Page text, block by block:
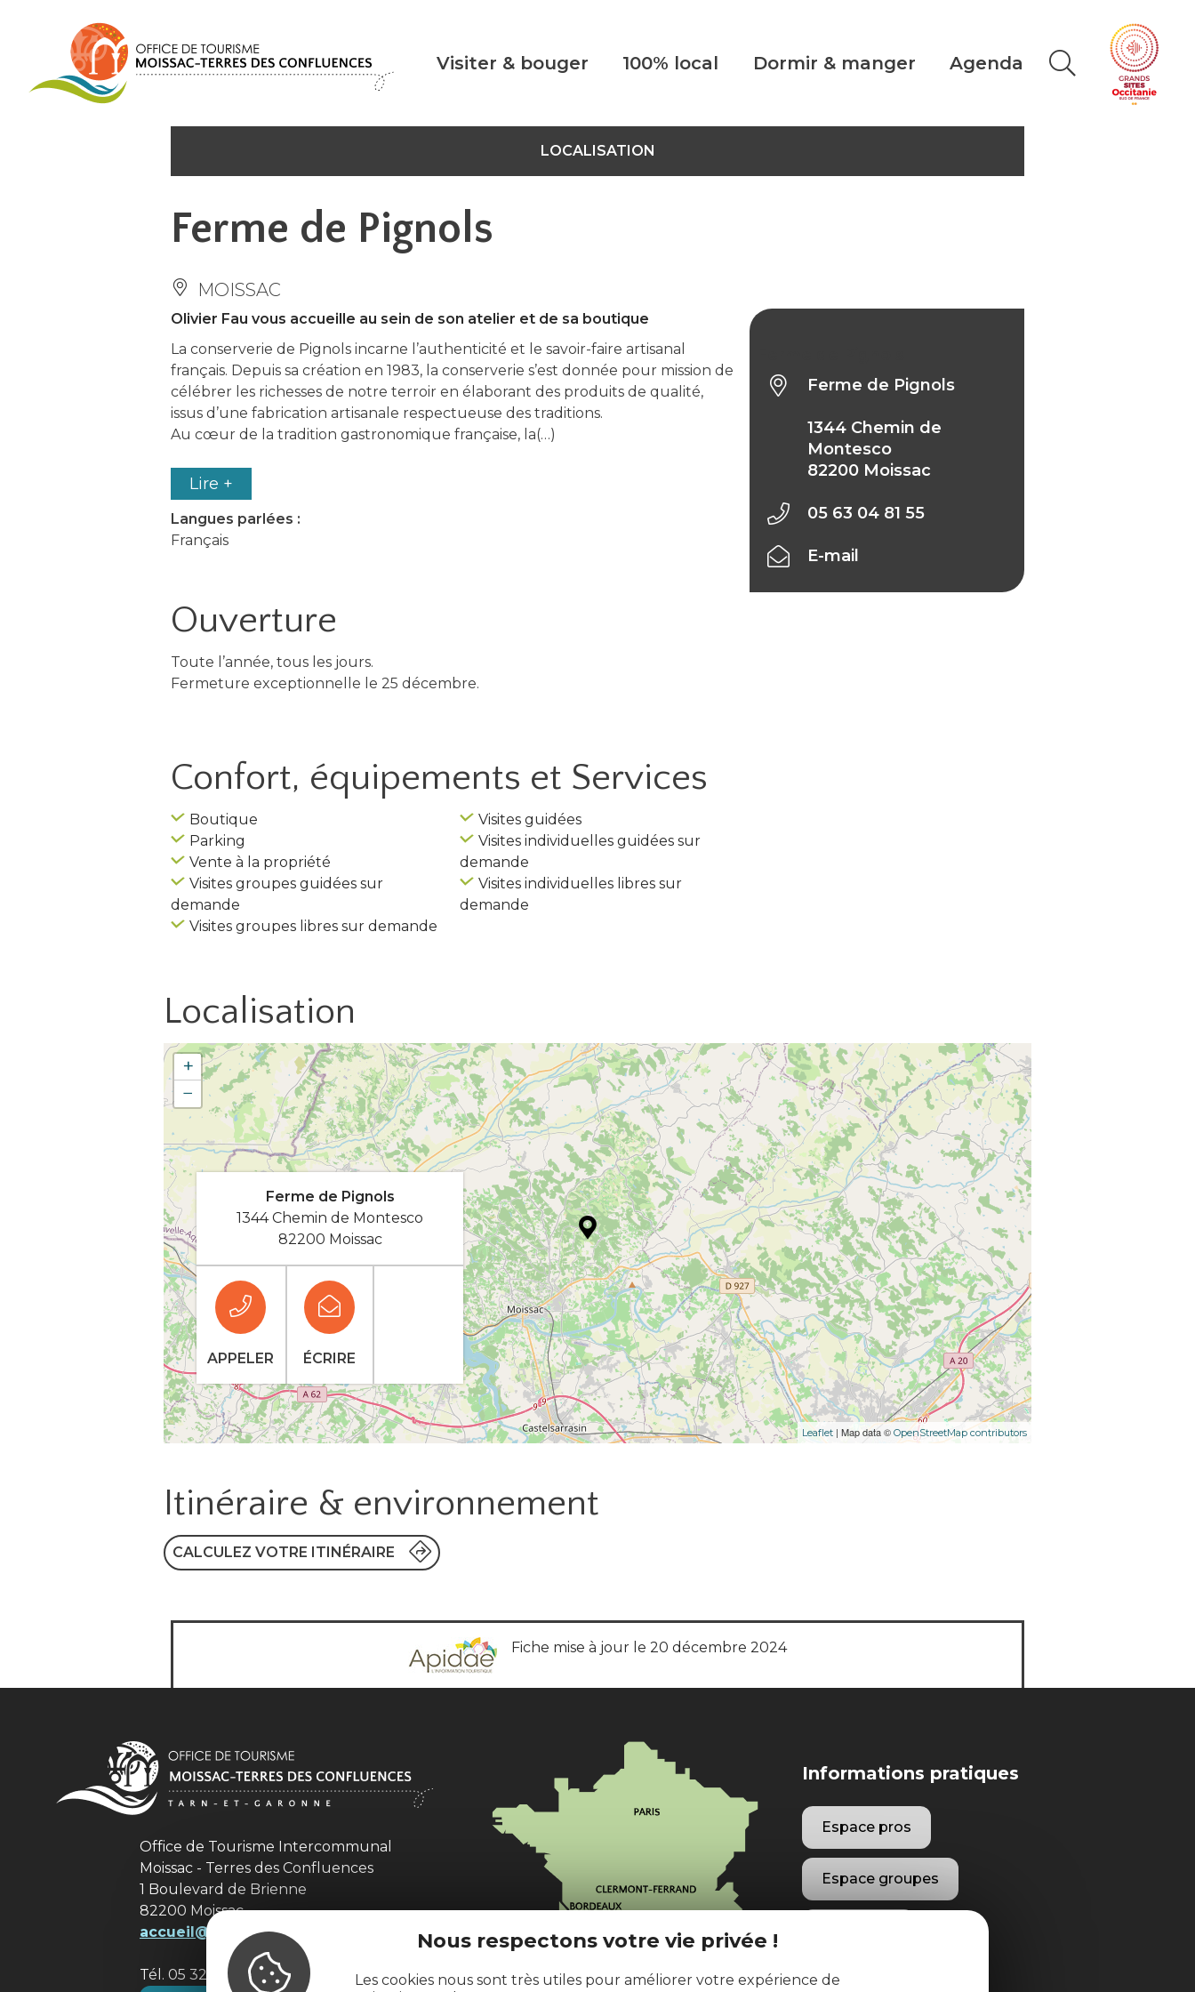
Nous respectons votre vie privée !
Les cookies nous sont très utiles pour améliorer votre expérience de
Visiter & bouger 100% local Dormir & manger Agenda
LOCALISATION
Ferme de Pignols
MOISSAC
Olivier Fau vous accueille au sein de son atelier et de sa boutique
La conserverie de Pignols incarne l’authenticité et le savoir-faire artisanal
français. Depuis sa création en 1983, la conserverie s’est donnée pour mission de
célébrer les richesses de notre terroir en élaborant des produits de qualité,
issus d’une fabrication artisanale respectueuse des traditions.
Au cœur de la tradition gastronomique française, la(…)
Lire +
Langues parlées :
Français
Ouverture
Toute l’année, tous les jours.
Fermeture exceptionnelle le 25 décembre.
Confort, équipements et Services
Boutique
Parking
Vente à la propriété
Visites groupes guidées sur
demande
Visites groupes libres sur demande
Visites guidées
Visites individuelles guidées sur
demande
Visites individuelles libres sur
demande
Ferme de Pignols
1344 Chemin de
Montesco
82200 Moissac
05 63 04 81 55
E-mail
Localisation
+
−
Leaflet | Map data © OpenStreetMap contributors
Ferme de Pignols
1344 Chemin de Montesco
82200 Moissac
APPELER ÉCRIRE
Itinéraire & environnement
CALCULEZ VOTRE ITINÉRAIRE
Fiche mise à jour le 20 décembre 2024
Office de Tourisme Intercommunal
Moissac - Terres des Confluences
1 Boulevard de Brienne
82200 Moissac
accueil@tourisme-moissacconfluences.fr
Tél. 05 32 09 69 36
Informations pratiques
Espace pros
Espace groupes